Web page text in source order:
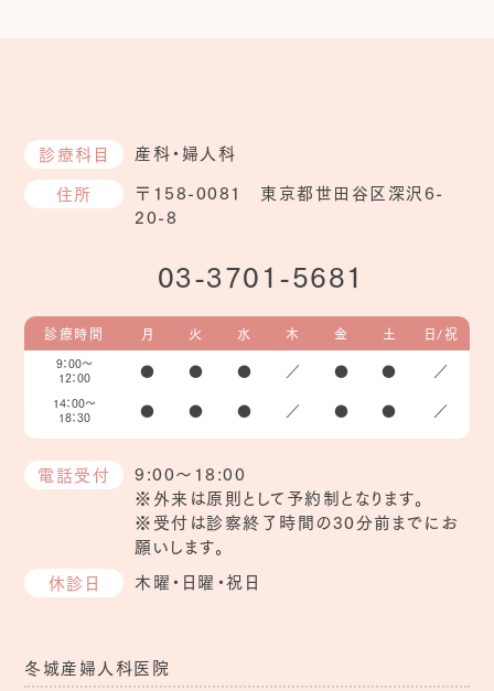
診療科目
産科・婦人科
住所
〒158-0081 東京都世田谷区深沢6-
20-8
03-3701-5681
診療時間 月 火 水 木 金 土 日/祝
9：00～
12：00
● ● ● ／ ● ● ／
14：00～
18：30
● ● ● ／ ● ● ／
電話受付
9:00～18:00
※外来は原則として予約制となります。
※受付は診察終了時間の30分前までにお
願いします。
休診日
木曜・日曜・祝日
冬城産婦人科医院